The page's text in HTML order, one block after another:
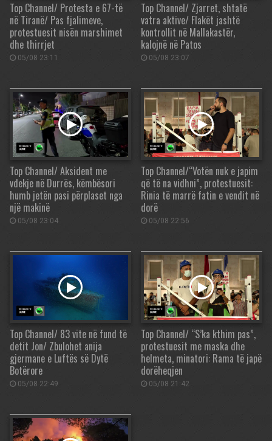
Top Channel/ Protesta e 67-të
në Tiranë/ Pas fjalimeve,
protestuesit nisën marshimet
dhe thirrjet
05/08 23:11
Top Channel/ Zjarret, shtatë
vatra aktive/ Flakët jashtë
kontrollit në Mallakastër,
kalojnë në Patos
05/08 23:07
Top Channel/ Aksident me
vdekje në Durrës, këmbësori
humb jetën pasi përplaset nga
një makinë
05/08 23:04
Top Channel/“Votën nuk e japim
që të na vidhni”, protestuesit:
Rinia të marrë fatin e vendit në
dorë
05/08 22:56
Top Channel/ 83 vite në fund të
detit Jon/ Zbulohet anija
gjermane e Luftës së Dytë
Botërore
05/08 22:49
Top Channel/ “S’ka kthim pas”,
protestuesit me maska dhe
helmeta, minatori: Rama të japë
dorëheqjen
05/08 21:42